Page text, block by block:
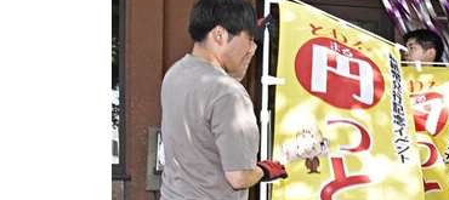
パワースポット